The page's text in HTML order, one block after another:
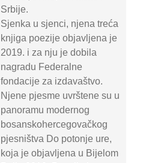
Srbije.
Sjenka u sjenci, njena treća
knjiga poezije objavljena je
2019. i za nju je dobila
nagradu Federalne
fondacije za izdavaštvo.
Njene pjesme uvrštene su u
panoramu modernog
bosanskohercegovačkog
pjesništva Do potonje ure,
koja je objavljena u Bijelom